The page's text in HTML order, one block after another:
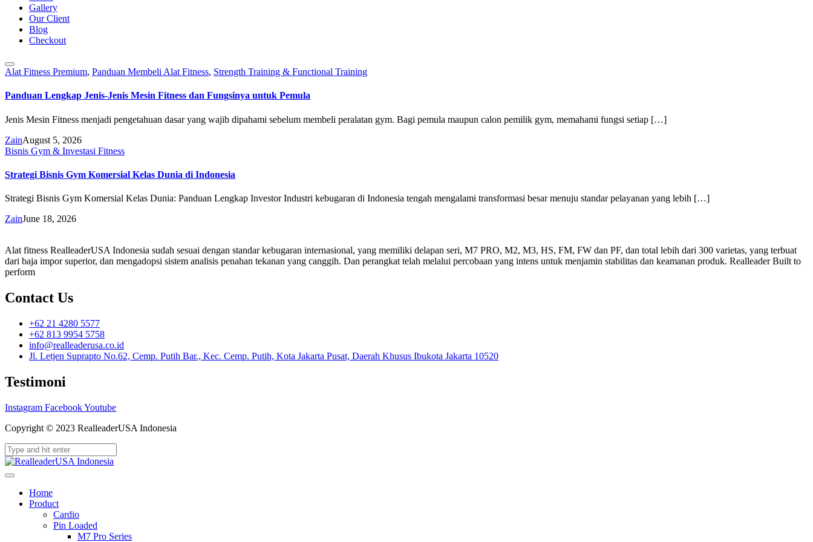
Gallery
Our Client
Blog
Checkout
Alat Fitness Premium, Panduan Membeli Alat Fitness, Strength Training & Functional Training
Panduan Lengkap Jenis-Jenis Mesin Fitness dan Fungsinya untuk Pemula
Jenis Mesin Fitness menjadi pengetahuan dasar yang wajib dipahami sebelum membeli peralatan gym. Bagi pemula maupun calon pemilik gym, memahami fungsi setiap […]
ZainAugust 5, 2026
Bisnis Gym & Investasi Fitness
Strategi Bisnis Gym Komersial Kelas Dunia di Indonesia
Strategi Bisnis Gym Komersial Kelas Dunia: Panduan Lengkap Investor Industri kebugaran di Indonesia tengah mengalami transformasi besar menuju standar pelayanan yang lebih […]
ZainJune 18, 2026
Alat fitness RealleaderUSA Indonesia sudah sesuai dengan standar kebugaran internasional, yang memiliki delapan seri, M7 PRO, M2, M3, HS, FM, FW dan PF, dan total lebih dari 300 varietas, yang terbuat
dari baja impor superior, dan mengadopsi sistem analisis penahan tekanan yang canggih. Dan perangkat telah melalui percobaan yang intens untuk menjamin stabilitas dan keamanan produk. Realleader Built to
perform
Contact Us
+62 21 4280 5577
+62 813 9954 5758
info@realleaderusa.co.id
Jl. Letjen Suprapto No.62, Cemp. Putih Bar., Kec. Cemp. Putih, Kota Jakarta Pusat, Daerah Khusus Ibukota Jakarta 10520
Testimoni
Instagram FacebookYoutube
Copyright © 2023 RealleaderUSA Indonesia
Home
Product
Cardio
Pin Loaded
M7 Pro Series